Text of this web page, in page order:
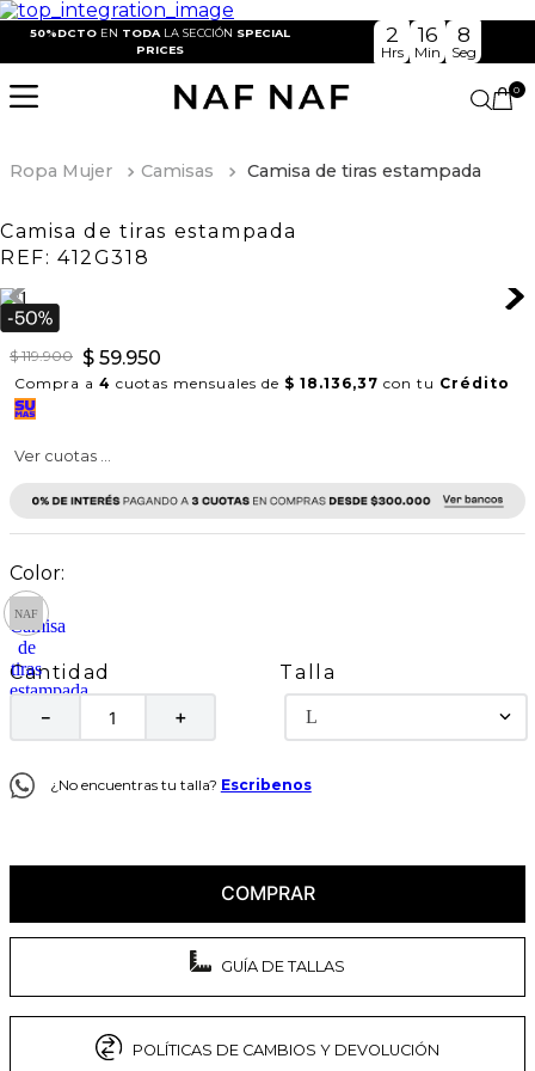
50%DCTO EN TODA LA SECCIÓN SPECIAL
PRICES
2
Hrs
16
Min
8
Seg
0
Ropa Mujer Camisas Camisa de tiras estampada
Camisa de tiras estampada
REF: 412G318
$ 119.900 $ 59.950
Compra a 4 cuotas mensuales de $ 18.136,37 con tu Crédito
Ver cuotas ...
Cantidad
＋
－
Talla
L
¿No encuentras tu talla? Escribenos
COMPRAR
GUÍA DE TALLAS
POLÍTICAS DE CAMBIOS Y DEVOLUCIÓN